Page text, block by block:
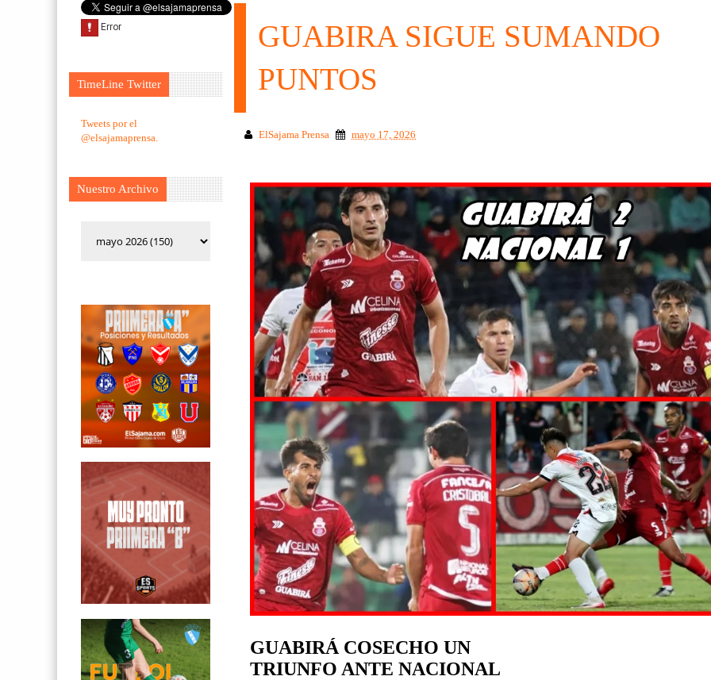
TimeLine Twitter
Tweets por el
@elsajamaprensa.
Nuestro Archivo
GUABIRA SIGUE SUMANDO
PUNTOS
ElSajama Prensa mayo 17, 2026
GUABIRÁ COSECHO UN
TRIUNFO ANTE NACIONAL